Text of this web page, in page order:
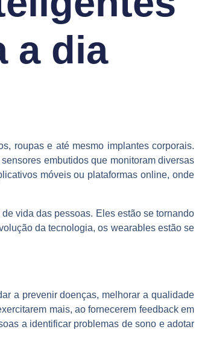
a dia
roupas e até mesmo implantes corporais.
embutidos que monitoram diversas
móveis ou plataformas online, onde
vida das pessoas. Eles estão se tornando
da tecnologia, os wearables estão se
a prevenir doenças, melhorar a qualidade
mais, ao fornecerem feedback em
a identificar problemas de sono e adotar